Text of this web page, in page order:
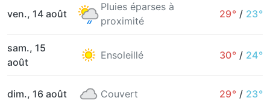
ven., 14 août
Pluies éparses à
proximité
29° / 23°
sam., 15
août
Ensoleillé 30° / 24°
dim., 16 août Couvert 29° / 23°